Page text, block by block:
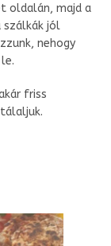
oldalán, majd a
szálkák jól
nehogy
friss